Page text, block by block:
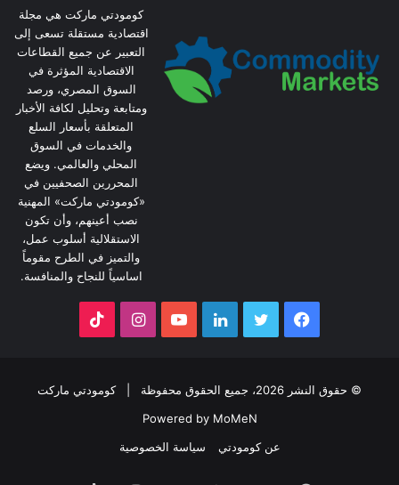
كومودتي ماركت هي مجلة
اقتصادية مستقلة تسعى إلى
التعبير عن جميع القطاعات
الاقتصادية المؤثرة في
السوق المصري، ورصد
ومتابعة وتحليل لكافة الأخبار
المتعلقة بأسعار السلع
والخدمات في السوق
المحلي والعالمي. ويضع
المحررين الصحفيين في
«كومودتي ماركت» المهنية
نصب أعينهم، وأن تكون
الاستقلالية أسلوب عمل،
والتميز في الطرح مقوماً
اساسياً للنجاح والمنافسة.
فيسبوك تويتر لينكدإنيوتيوبانستقرام
© حقوق النشر 2026، جميع الحقوق محفوظة |
كومودتي ماركت
Powered by MoMeN
عن كومودتي
سياسة الخصوصية